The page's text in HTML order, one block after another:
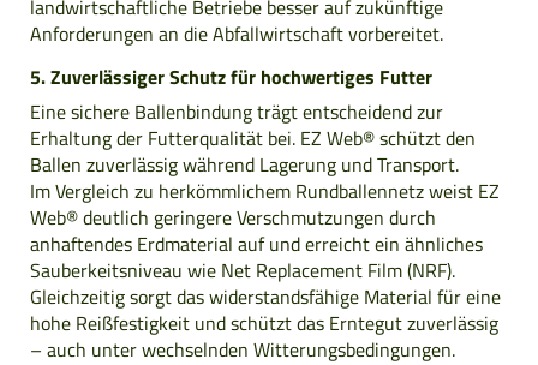
landwirtschaftliche Betriebe besser auf zukünftige
Anforderungen an die Abfallwirtschaft vorbereitet.
5. Zuverlässiger Schutz für hochwertiges Futter
Eine sichere Ballenbindung trägt entscheidend zur
Erhaltung der Futterqualität bei. EZ Web® schützt den
Ballen zuverlässig während Lagerung und Transport.
Im Vergleich zu herkömmlichem Rundballennetz weist EZ
Web® deutlich geringere Verschmutzungen durch
anhaftendes Erdmaterial auf und erreicht ein ähnliches
Sauberkeitsniveau wie Net Replacement Film (NRF).
Gleichzeitig sorgt das widerstandsfähige Material für eine
hohe Reißfestigkeit und schützt das Erntegut zuverlässig
– auch unter wechselnden Witterungsbedingungen.